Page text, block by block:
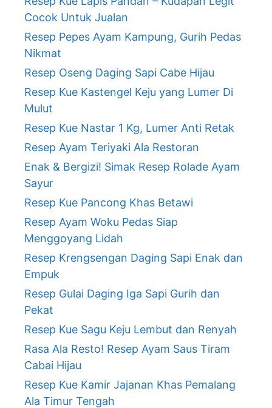
Cocok Untuk Jualan
Resep Pepes Ayam Kampung, Gurih Pedas
Nikmat
Resep Oseng Daging Sapi Cabe Hijau
Resep Kue Kastengel Keju yang Lumer Di
Mulut
Resep Kue Nastar 1 Kg, Lumer Anti Retak
Resep Ayam Teriyaki Ala Restoran
Enak & Bergizi! Simak Resep Rolade Ayam
Sayur
Resep Kue Pancong Khas Betawi
Resep Ayam Woku Pedas Siap
Menggoyang Lidah
Resep Krengsengan Daging Sapi Enak dan
Empuk
Resep Gulai Daging Iga Sapi Gurih dan
Pekat
Resep Kue Sagu Keju Lembut dan Renyah
Rasa Ala Resto! Resep Ayam Saus Tiram
Cabai Hijau
Resep Kue Kamir Jajanan Khas Pemalang
Ala Timur Tengah